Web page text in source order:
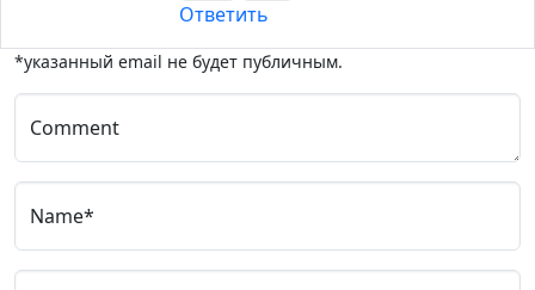
Ответить
*указанный email не будет публичным.
Comment
Name*